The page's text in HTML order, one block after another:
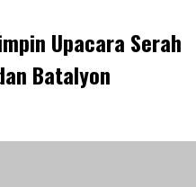
Upacara Serah
Batalyon